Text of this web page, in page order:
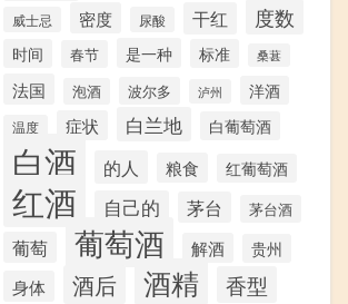
威士忌
密度 尿酸 干红 度数
时间 春节 是一种 标准 桑葚
法国 泡酒 波尔多 泸州 洋酒
温度 症状 白兰地 白葡萄酒
白酒 的人 粮食 红葡萄酒
红酒 自己的 茅台 茅台酒
葡萄 葡萄酒 解酒 贵州
身体 酒后 酒精 香型